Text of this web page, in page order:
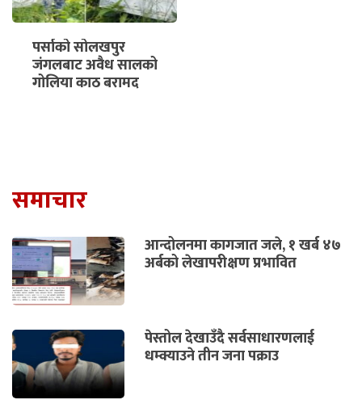
पर्साको सोलखपुर
जंगलबाट अवैध सालको
गोलिया काठ बरामद
समाचार
आन्दोलनमा कागजात जले, १ खर्ब ४७
अर्बको लेखापरीक्षण प्रभावित
पेस्तोल देखाउँदै सर्वसाधारणलाई
धम्क्याउने तीन जना पक्राउ